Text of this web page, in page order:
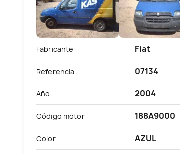
Fabricante Fiat
Referencia 07134
Año 2004
Código motor 188A9000
Color AZUL